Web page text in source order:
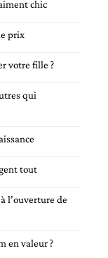
chic
prix
votre fille ?
qui
tout
l’ouverture de
en valeur ?